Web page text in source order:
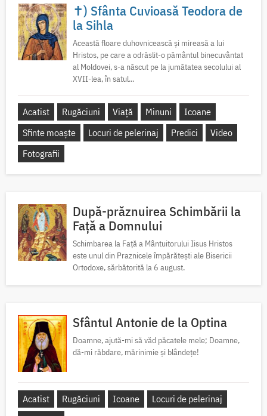
✝) Sfânta Cuvioasă Teodora de
la Sihla
Această floare duhovnicească și mireasă a lui
Hristos, pe care a odrăslit-o pământul binecuvântat
al Moldovei, s-a născut pe la jumătatea secolului al
XVII-lea, în satul...
Acatist Rugăciuni Viață Minuni
Icoane
Sfinte moaște
Locuri de pelerinaj Predici
Video
Fotografii
După-prăznuirea Schimbării la
Față a Domnului
Schimbarea la Față a Mântuitorului Iisus Hristos
este unul din Praznicele împărătești ale Bisericii
Ortodoxe, sărbătorită la 6 august.
Sfântul Antonie de la Optina
Doamne, ajută-mi să văd păcatele mele; Doamne,
dă-mi răbdare, mărinimie şi blândeţe!
Acatist Rugăciuni Icoane
Locuri de pelerinaj